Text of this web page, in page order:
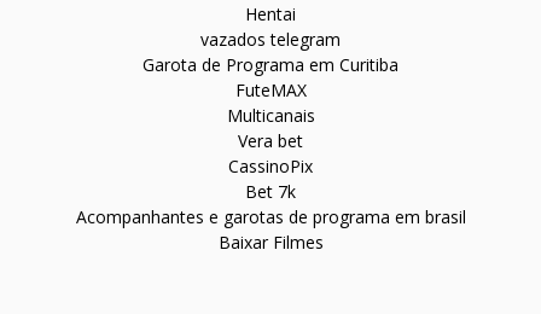
Hentai
vazados telegram
Garota de Programa em Curitiba
FuteMAX
Multicanais
Vera bet
CassinoPix
Bet 7k
Acompanhantes e garotas de programa em brasil
Baixar Filmes